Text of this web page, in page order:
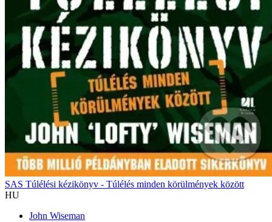
SAS Túlélési kézikönyv - Túlélés minden körülmények között
HU
John Wiseman